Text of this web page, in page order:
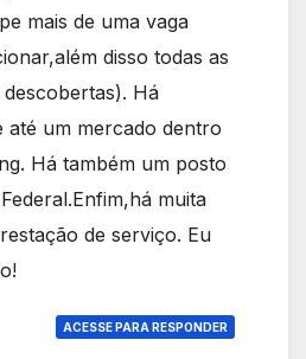
mais de uma vaga
disso todas as
Há
até um mercado dentro
Há também um posto
muita
de serviço. Eu
ACESSE PARA RESPONDER